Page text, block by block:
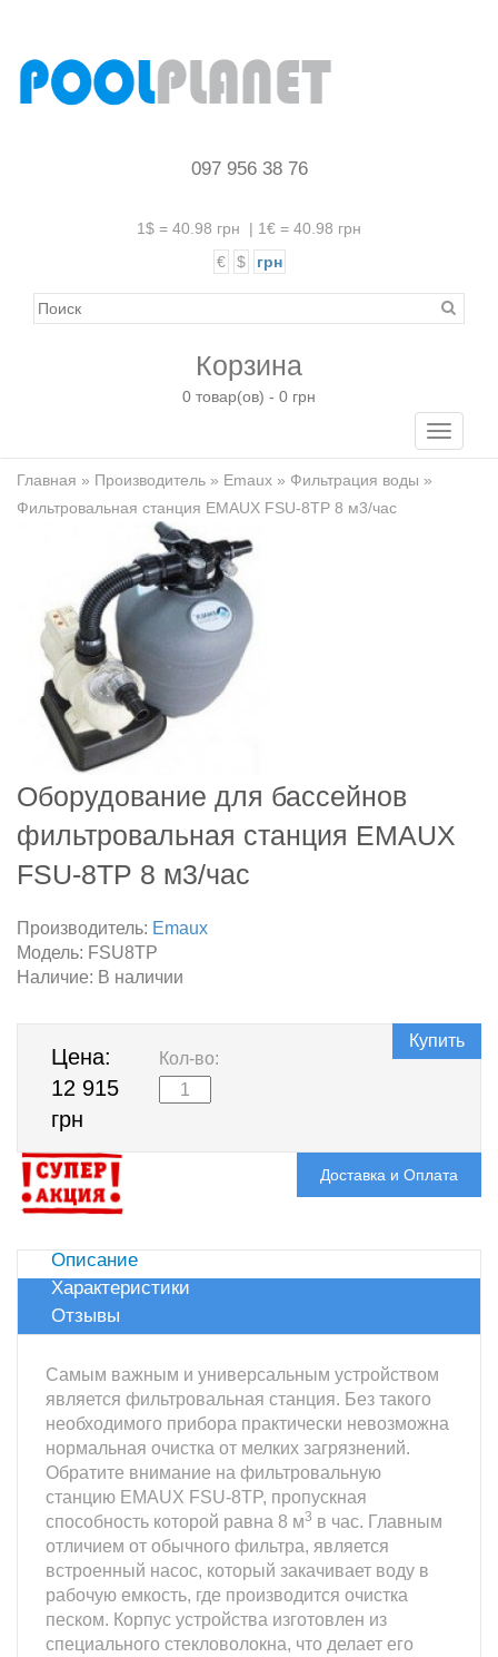
097 956 38 76
1$ = 40.98 грн | 1€ = 40.98 грн
€
$ грн
Корзина
0 товар(ов) - 0 грн
Toggle
Главная » Производитель » Emaux » Фильтрация воды »
Фильтровальная станция EMAUX FSU-8TP 8 м3/час
Оборудование для бассейнов
фильтровальная станция EMAUX
FSU-8TP 8 м3/час
Производитель: Emaux
Модель: FSU8TP
Наличие: В наличии
Цена:
12 915
грн
Кол-во:
Купить
Доставка и Оплата
Описание
Характеристики
Отзывы
Самым важным и универсальным устройством
является фильтровальная станция. Без такого
необходимого прибора практически невозможна
нормальная очистка от мелких загрязнений.
Обратите внимание на фильтровальную
станцию EMAUX FSU-8TP, пропускная
способность которой равна 8 м3 в час. Главным
отличием от обычного фильтра, является
встроенный насос, который закачивает воду в
рабочую емкость, где производится очистка
песком. Корпус устройства изготовлен из
специального стекловолокна, что делает его